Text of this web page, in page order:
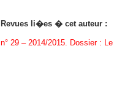
Revues li�es � cet auteur :
n° 29 – 2014/2015. Dossier :